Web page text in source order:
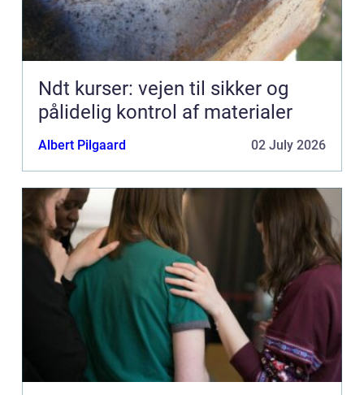
Ndt kurser: vejen til sikker og
pålidelig kontrol af materialer
Albert Pilgaard 02 July 2026